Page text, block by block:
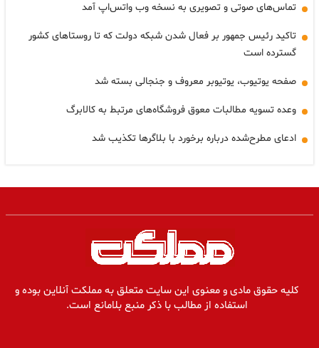
تماس‌های صوتی و تصویری به نسخه وب واتس‌اپ آمد
تاکید رئیس جمهور بر فعال شدن شبکه دولت که تا روستاهای کشور
گسترده است
صفحه یوتیوب، یوتیوبر معروف و جنجالی بسته شد
وعده تسویه مطالبات معوق فروشگاه‌های مرتبط به کالابرگ
ادعای مطرح‌شده درباره برخورد با بلاگرها تکذیب شد
کلیه حقوق مادی و معنوی این سایت متعلق به مملکت آنلاین بوده و
استفاده از مطالب با ذکر منبع بلامانع است.